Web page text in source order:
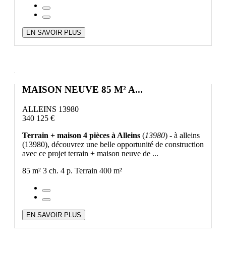
EN SAVOIR PLUS
MAISON NEUVE 85 M² A...
ALLEINS 13980
340 125 €
Terrain + maison 4 pièces à Alleins (13980) - à alleins
(13980), découvrez une belle opportunité de construction
avec ce projet terrain + maison neuve de ...
85 m² 3 ch. 4 p. Terrain 400 m²
EN SAVOIR PLUS